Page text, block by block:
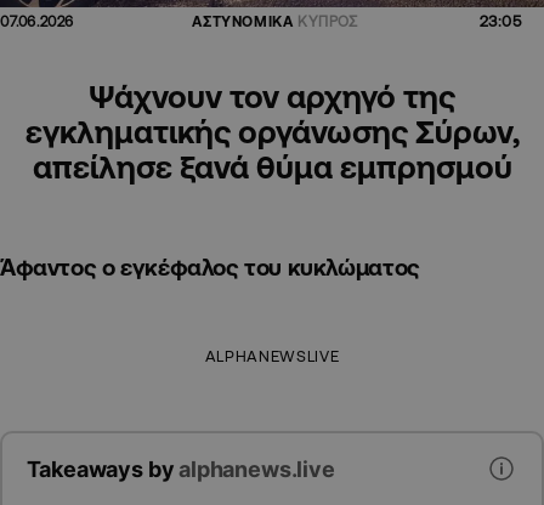
07.06.2026 ΑΣΤΥΝΟΜΙΚΑ ΚΥΠΡΟΣ 23:05
Ψάχνουν τον αρχηγό της
εγκληματικής οργάνωσης Σύρων,
απείλησε ξανά θύμα εμπρησμού
Άφαντος ο εγκέφαλος του κυκλώματος
ALPHANEWSLIVE
Takeaways byalphanews.live